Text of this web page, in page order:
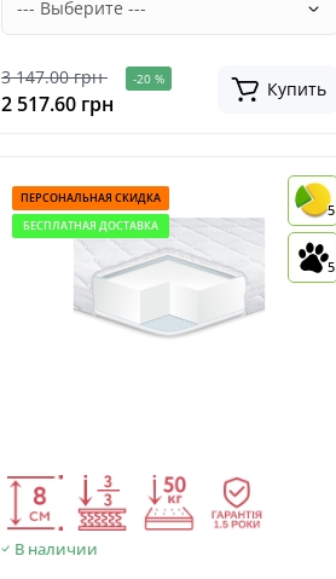
3 147.00 грн -20 %
2 517.60 грн
Купить
ПЕРСОНАЛЬНАЯ СКИДКА
БЕСПЛАТНАЯ ДОСТАВКА
5
5
В наличии